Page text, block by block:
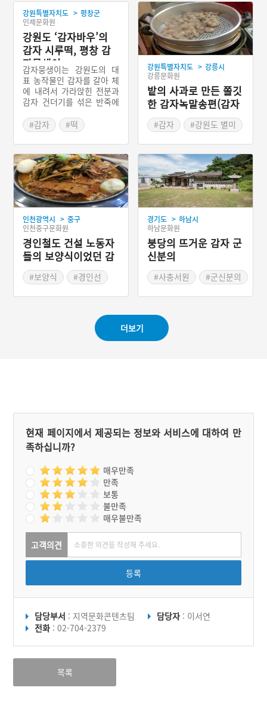
강원특별자치도 > 평창군
인제문화원
강원도 ‘감자바우’의
감자 시루떡, 평창 감
자뭉생이
감자뭉생이는 강원도의 대
표 농작물인 감자를 갈아 체
에 내려서 가라앉힌 전분과
감자 건더기를 섞은 반죽에
을 하여 시루에 넣고 쪄낸
떡으로 평창군을 비롯한 강
원도 산간지역의 향토음식
이다. 강원도 영월지역에서
는 감자뭉생이를 감자붕생
이라고도 하며, 감자뭉생이
에 들기름과 설탕, 소금을
넣어 다시 한번 찐 뒤 호박
잎에 싸서 고추장을 찍어 먹
기도 한다.
#감자
#떡
#강원도 별미
강원특별자치도 > 강릉시
강릉문화원
밭의 사과로 만든 쫄깃
한 감자녹말송편(감자
송편)
#감자
#강원도 별미
#강릉음식
인천광역시 > 중구
인천중구문화원
경인철도 건설 노동자
들의 보양식이었던 감
자탕
#보양식
#경인선
경기도 > 하남시
하남문화원
붕당의 뜨거운 감자 군
신분의
#사충서원 #군신분의
더보기
현재 페이지에서 제공되는 정보와 서비스에 대하여 만
족하십니까?
매우만족
만족
보통
불만족
매우불만족
고객의견
등록
담당부서 : 지역문화콘텐츠팀 담당자 : 이서연
전화 : 02-704-2379
목록